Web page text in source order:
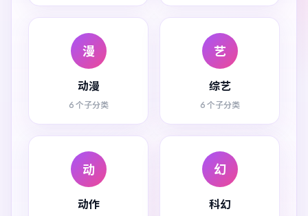
漫
动漫
6 个子分类
艺
综艺
6 个子分类
动
动作
幻
科幻